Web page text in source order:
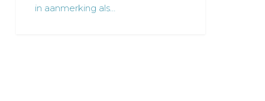
in aanmerking als…